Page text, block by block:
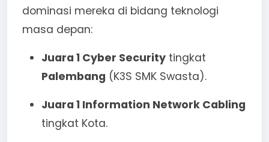
dominasi mereka di bidang teknologi
masa depan:
Juara 1 Cyber Security tingkat
Palembang (K3S SMK Swasta).
Juara 1 Information Network Cabling
tingkat Kota.